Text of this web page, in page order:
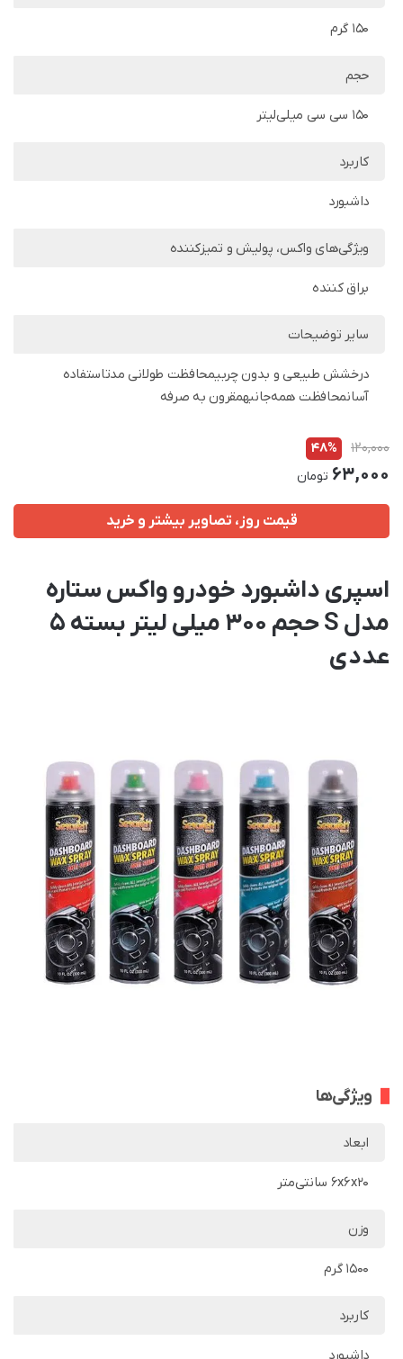
150 گرم
حجم
150 سی سی میلی‌لیتر
کاربرد
داشبورد
ویژگی‌های واکس، پولیش و تمیزکننده
براق کننده
سایر توضیحات
درخشش طبیعی و بدون چربیمحافظت طولانی مدتاستفاده
آسانمحافظت همه‌جانبهمقرون به صرفه
120,000
48%
63,000 تومان
قیمت روز، تصاویر بیشتر و خرید
اسپری داشبورد خودرو واکس ستاره
مدل S حجم 300 میلی لیتر بسته 5
عددی
ویژگی‌ها
ابعاد
6x6x20 سانتی‌متر
وزن
1500 گرم
کاربرد